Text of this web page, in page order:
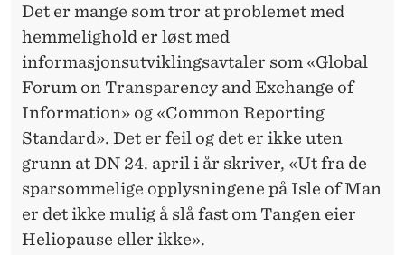
Det er mange som tror at problemet med
hemmelighold er løst med
informasjonsutviklingsavtaler som «Global
Forum on Transparency and Exchange of
Information» og «Common Reporting
Standard». Det er feil og det er ikke uten
grunn at DN 24. april i år skriver, «Ut fra de
sparsommelige opplysningene på Isle of Man
er det ikke mulig å slå fast om Tangen eier
Heliopause eller ikke».